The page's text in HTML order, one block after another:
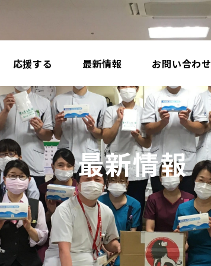
応援する 最新情報 お問い合わせ
最新情報